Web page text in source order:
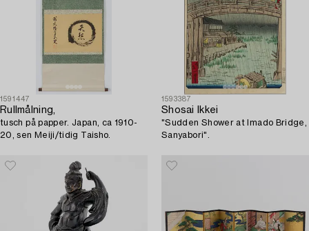
1591447
Rullmålning,
tusch på papper. Japan, ca 1910-
20, sen Meiji/tidig Taisho.
1593387
Shosai Ikkei
"Sudden Shower at Imado Bridge,
Sanyabori".